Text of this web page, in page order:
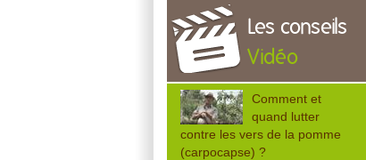
Les conseils
Vidéo
Comment et
quand lutter
contre les vers de la pomme
(carpocapse) ?